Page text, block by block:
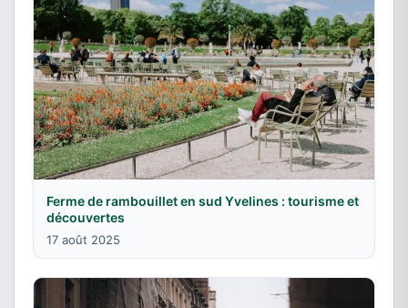
Ferme de rambouillet en sud Yvelines : tourisme et
découvertes
17 août 2025